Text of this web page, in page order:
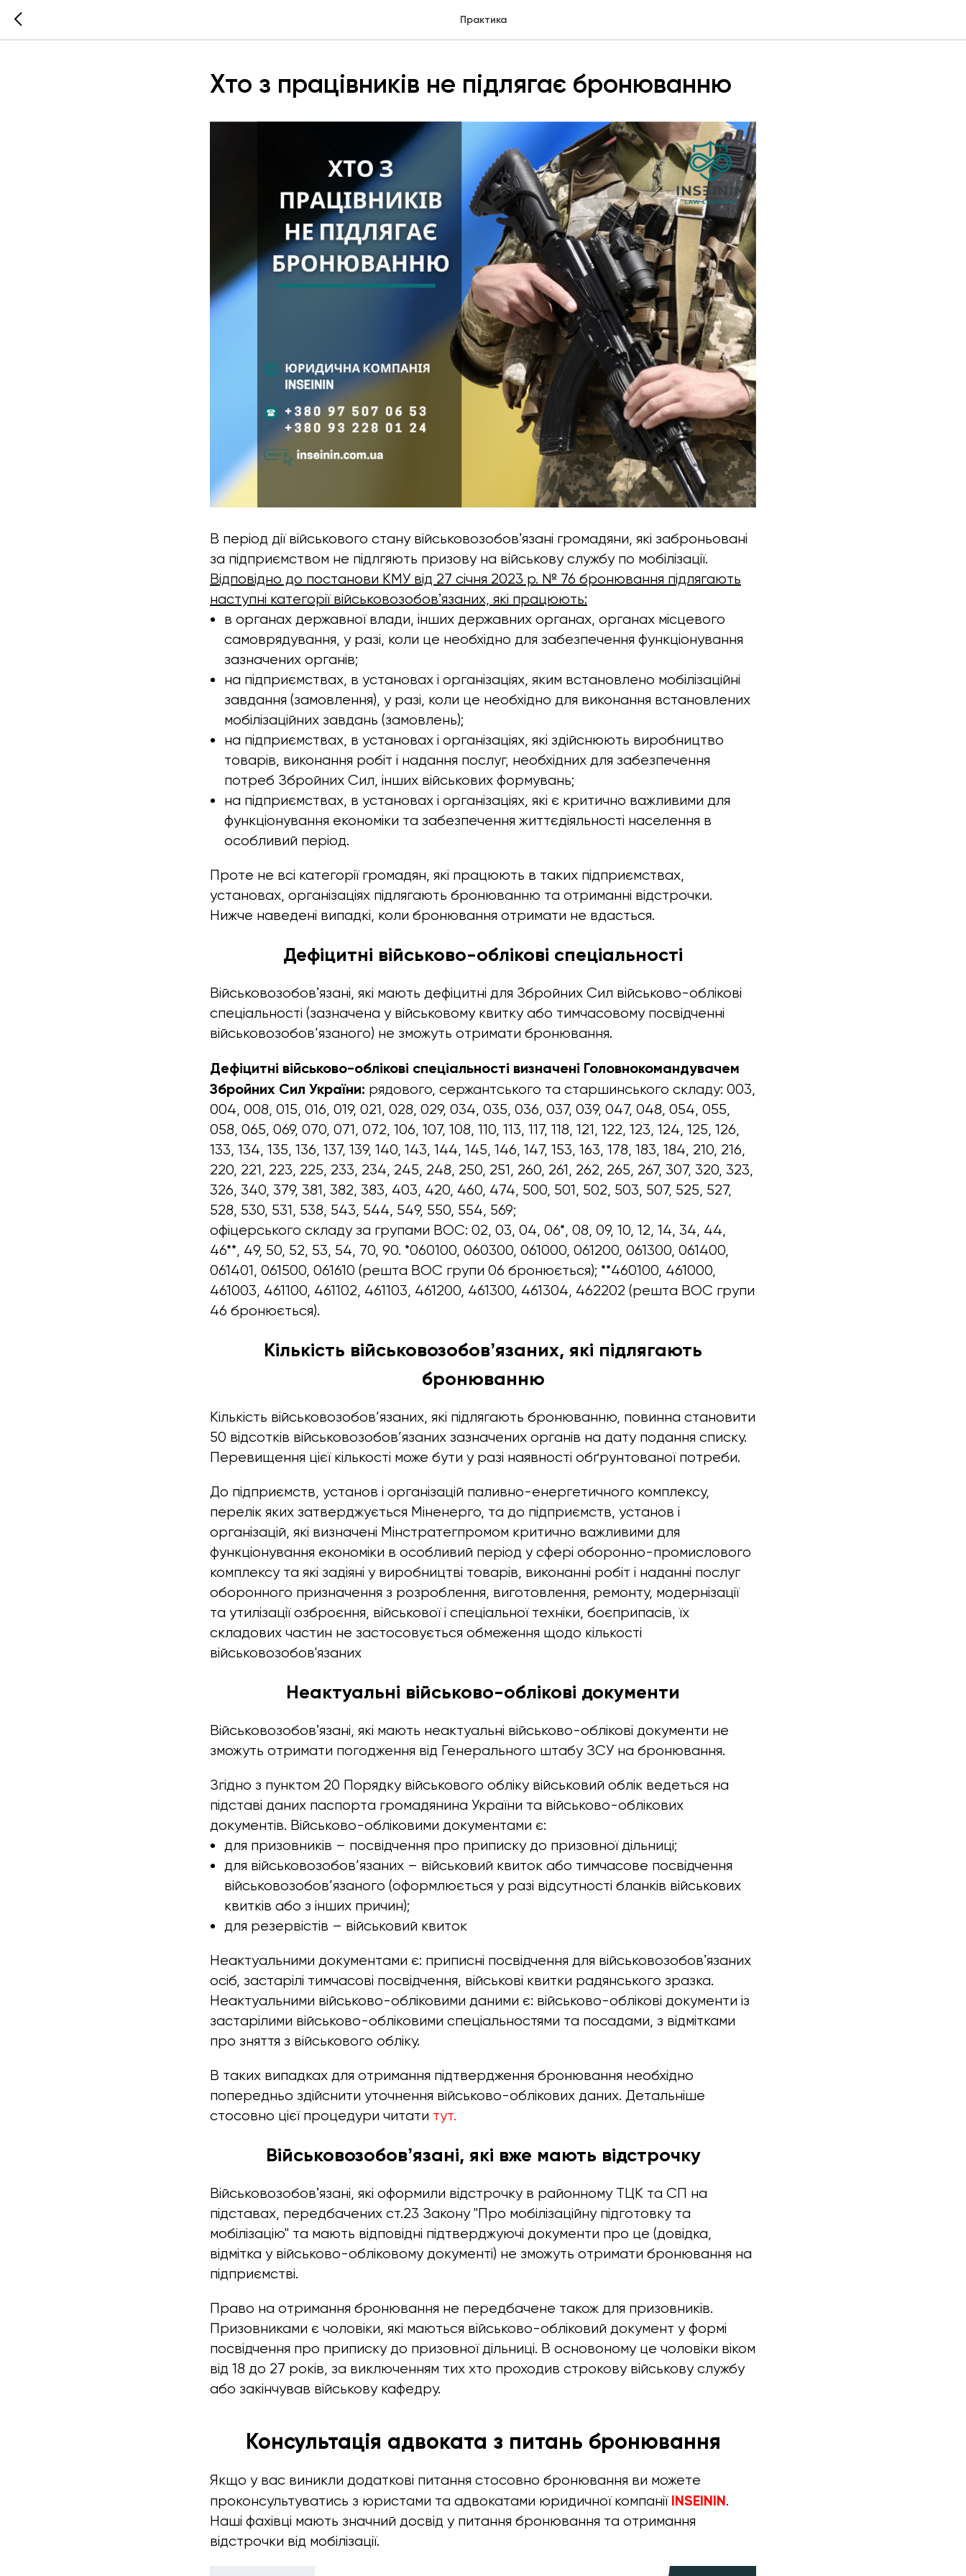
Практика
Хто з працівників не підлягає бронюванню
В період дії військового стану військовозобовʼязані громадяни, які заброньовані
за підприємством не підлгяють призову на військову службу по мобілізації.
Відповідно до постанови КМУ від 27 січня 2023 р. № 76 бронювання підлягають
наступні категорії військовозобовʼязаних, які працюють:
в органах державної влади, інших державних органах, органах місцевого
самоврядування, у разі, коли це необхідно для забезпечення функціонування
зазначених органів;
на підприємствах, в установах і організаціях, яким встановлено мобілізаційні
завдання (замовлення), у разі, коли це необхідно для виконання встановлених
мобілізаційних завдань (замовлень);
на підприємствах, в установах і організаціях, які здійснюють виробництво
товарів, виконання робіт і надання послуг, необхідних для забезпечення
потреб Збройних Сил, інших військових формувань;
на підприємствах, в установах і організаціях, які є критично важливими для
функціонування економіки та забезпечення життєдіяльності населення в
особливий період.
Проте не всі категорії громадян, які працюють в таких підприємствах,
установах, організаціях підлягають бронюванню та отриманні відстрочки.
Нижче наведені випадкі, коли бронювання отримати не вдасться.
Дефіцитні військово-облікові спеціальності
Військовозобовʼязані, які мають дефіцитні для Збройних Сил військово-облікові
спеціальності (зазначена у військовому квитку або тимчасовому посвідченні
військовозобов’язаного) не зможуть отримати бронювання.
Дефіцитні військово-облікові спеціальності визначені Головнокомандувачем
Збройних Сил України: рядового, сержантського та старшинського складу: 003,
004, 008, 015, 016, 019, 021, 028, 029, 034, 035, 036, 037, 039, 047, 048, 054, 055,
058, 065, 069, 070, 071, 072, 106, 107, 108, 110, 113, 117, 118, 121, 122, 123, 124, 125, 126,
133, 134, 135, 136, 137, 139, 140, 143, 144, 145, 146, 147, 153, 163, 178, 183, 184, 210, 216,
220, 221, 223, 225, 233, 234, 245, 248, 250, 251, 260, 261, 262, 265, 267, 307, 320, 323,
326, 340, 379, 381, 382, 383, 403, 420, 460, 474, 500, 501, 502, 503, 507, 525, 527,
528, 530, 531, 538, 543, 544, 549, 550, 554, 569;
офіцерського складу за групами ВОС: 02, 03, 04, 06*, 08, 09, 10, 12, 14, 34, 44,
46**, 49, 50, 52, 53, 54, 70, 90. *060100, 060300, 061000, 061200, 061300, 061400,
061401, 061500, 061610 (решта ВОС групи 06 бронюється); **460100, 461000,
461003, 461100, 461102, 461103, 461200, 461300, 461304, 462202 (решта ВОС групи
46 бронюється).
Кількість військовозобовʼязаних, які підлягають
бронюванню
Кількість військовозобов’язаних, які підлягають бронюванню, повинна становити
50 відсотків військовозобов’язаних зазначених органів на дату подання списку.
Перевищення цієї кількості може бути у разі наявності обґрунтованої потреби.
До підприємств, установ і організацій паливно-енергетичного комплексу,
перелік яких затверджується Міненерго, та до підприємств, установ і
організацій, які визначені Мінстратегпромом критично важливими для
функціонування економіки в особливий період у сфері оборонно-промислового
комплексу та які задіяні у виробництві товарів, виконанні робіт і наданні послуг
оборонного призначення з розроблення, виготовлення, ремонту, модернізації
та утилізації озброєння, військової і спеціальної техніки, боєприпасів, їх
складових частин не застосовується обмеження щодо кількості
військовозобов'язаних
Неактуальні військово-облікові документи
Військовозобовʼязані, які мають неактуальні військово-облікові документи не
зможуть отримати погодження від Генерального штабу ЗСУ на бронювання.
Згідно з пунктом 20 Порядку військового обліку військовий облік ведеться на
підставі даних паспорта громадянина України та військово-облікових
документів. Військово-обліковими документами є:
для призовників – посвідчення про приписку до призовної дільниці;
для військовозобов’язаних – військовий квиток або тимчасове посвідчення
військовозобов’язаного (оформлюється у разі відсутності бланків військових
квитків або з інших причин);
для резервістів – військовий квиток
Неактуальними документами є: приписні посвідчення для військовозобовʼязаних
осіб, застарілі тимчасові посвідчення, військові квитки радянського зразка.
Неактуальними військово-обліковими даними є: військово-облікові документи із
застарілими військово-обліковими спеціальностями та посадами, з відмітками
про зняття з військового обліку.
В таких випадках для отримання підтвердження бронювання необхідно
попередньо здійснити уточнення військово-облікових даних. Детальніше
стосовно цієї процедури читати тут.
Військовозобовʼязані, які вже мають відстрочку
Військовозобовʼязані, які оформили відстрочку в районному ТЦК та СП на
підставах, передбачених ст.23 Закону "Про мобілізаційну підготовку та
мобілізацію" та мають відповідні підтверджуючі документи про це (довідка,
відмітка у військово-обліковому документі) не зможуть отримати бронювання на
підприємстві.
Право на отримання бронювання не передбачене також для призовників.
Призовниками є чоловіки, які маються військово-обліковий документ у формі
посвідчення про приписку до призовної дільниці. В основоному це чоловіки віком
від 18 до 27 років, за виключенням тих хто проходив строкову військову службу
або закінчував військову кафедру.
Консультація адвоката з питань бронювання
Якщо у вас виникли додаткові питання стосовно бронювання ви можете
проконсультуватись з юристами та адвокатами юридичної компанії INSEININ.
Наші фахівці мають значний досвід у питання бронювання та отримання
відстрочки від мобілізації.